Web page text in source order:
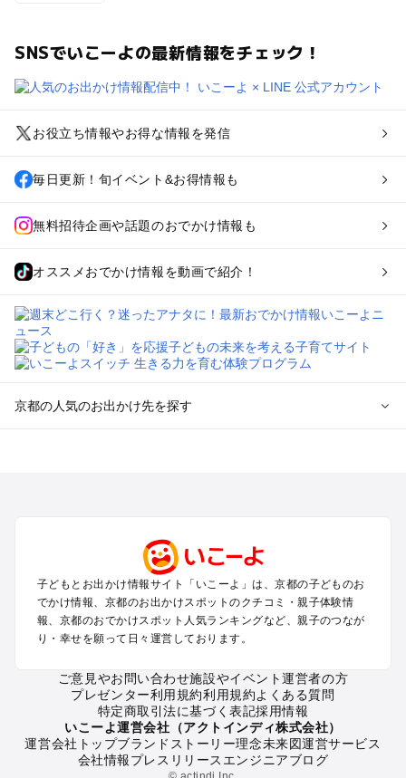
SNSでいこーよの最新情報をチェック！
お役立ち情報やお得な情報を発信
毎日更新！旬イベント&お得情報も
無料招待企画や話題のおでかけ情報も
オススメおでかけ情報を動画で紹介！
京都の人気のお出かけ先を探す
天橋立・舞鶴・丹後半島のプールお出かけ
福知山・綾部のプールお出かけ
亀岡・湯の花・美山・丹波のプールお出かけ
嵐山・嵯峨野・高雄のプールお出かけ
烏丸・二条城・北野天満宮のプールお出かけ
清水寺・祇園・東山・金閣寺・北白川周辺のプールお出かけ
大原・鞍馬・貴船のプールお出かけ
京都の定番お出かけスポット
京都の遊園地
子どもとお出かけ情報サイト「いこーよ」は、京都の子どものお
でかけ情報、京都のお出かけスポットのクチコミ・親子体験情
報、京都のおでかけスポット人気ランキングなど、親子のつなが
り・幸せを願って日々運営しております。
ご意見やお問い合わせ施設やイベント運営者の方
プレゼンター利用規約利用規約よくある質問
特定商取引法に基づく表記採用情報
いこーよ運営会社（アクトインディ株式会社）
運営会社トップブランドストーリー理念未来図運営サービス
会社情報プレスリリース エンジニアブログ